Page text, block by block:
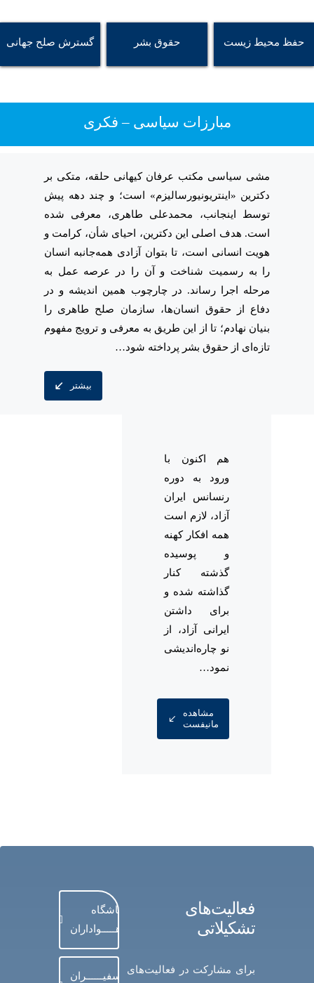
حفظ محیط زیست حقوق بشر گسترش صلح جهانی
مبارزات سیاسی – فکری
مشی سیاسی مکتب عرفان کیهانی حلقه، متکی بر
دکترین «اینتریونیورسالیزم» است؛ و چند دهه پیش
توسط اینجانب، محمدعلی طاهری، معرفی شده
است. هدف اصلی این دکترین، احیای شأن، کرامت و
هویت انسانی است، تا بتوان آزادی همه‌جانبه انسان
را به رسمیت شناخت و آن را در عرصه عمل به
مرحله اجرا رساند. در چارچوب همین اندیشه و در
دفاع از حقوق انسان‌ها، سازمان صلح طاهری را
بنیان نهادم؛ تا از این طریق به معرفی و ترویج مفهوم
تازه‌ای از حقوق بشر پرداخته شود…
بیشتر
هم اکنون با
ورود به دوره
رنسانس ایران
آزاد، لازم است
همه افکار کهنه
و پوسیده
گذشته کنار
گذاشته شده و
برای داشتن
ایرانی آزاد، از
نو چاره‌اندیشی
نمود…
مشاهده
مانیفست
فعالیت‌های
تشکیلاتی
برای مشارکت در فعالیت‌های
باشگاه
هـــــواداران
سفیــــــران